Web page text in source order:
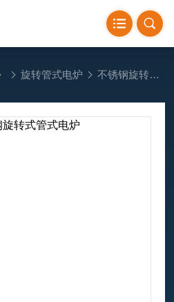
旋转管式电炉 不锈钢旋转式管式电炉